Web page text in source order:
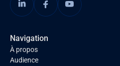
Navigation
À propos
Audience